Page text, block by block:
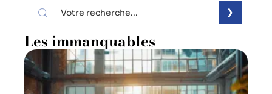
Les immanquables